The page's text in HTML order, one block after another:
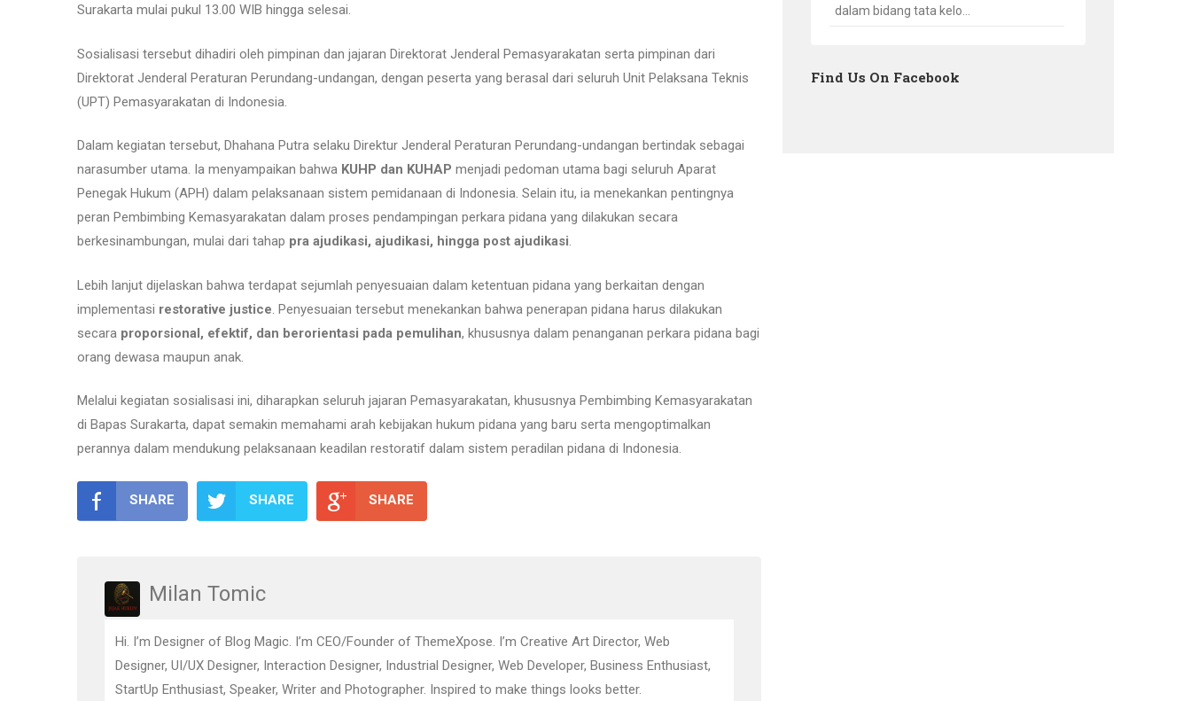
Surakarta mulai pukul 13.00 WIB hingga selesai.
Sosialisasi tersebut dihadiri oleh pimpinan dan jajaran Direktorat Jenderal Pemasyarakatan serta pimpinan dari
Direktorat Jenderal Peraturan Perundang-undangan, dengan peserta yang berasal dari seluruh Unit Pelaksana Teknis
(UPT) Pemasyarakatan di Indonesia.
Dalam kegiatan tersebut, Dhahana Putra selaku Direktur Jenderal Peraturan Perundang-undangan bertindak sebagai
narasumber utama. Ia menyampaikan bahwa KUHP dan KUHAP menjadi pedoman utama bagi seluruh Aparat
Penegak Hukum (APH) dalam pelaksanaan sistem pemidanaan di Indonesia. Selain itu, ia menekankan pentingnya
peran Pembimbing Kemasyarakatan dalam proses pendampingan perkara pidana yang dilakukan secara
berkesinambungan, mulai dari tahap pra ajudikasi, ajudikasi, hingga post ajudikasi.
Lebih lanjut dijelaskan bahwa terdapat sejumlah penyesuaian dalam ketentuan pidana yang berkaitan dengan
implementasi restorative justice. Penyesuaian tersebut menekankan bahwa penerapan pidana harus dilakukan
secara proporsional, efektif, dan berorientasi pada pemulihan, khususnya dalam penanganan perkara pidana bagi
orang dewasa maupun anak.
Melalui kegiatan sosialisasi ini, diharapkan seluruh jajaran Pemasyarakatan, khususnya Pembimbing Kemasyarakatan
di Bapas Surakarta, dapat semakin memahami arah kebijakan hukum pidana yang baru serta mengoptimalkan
perannya dalam mendukung pelaksanaan keadilan restoratif dalam sistem peradilan pidana di Indonesia.
SHARE SHARE SHARE
Milan Tomic
Hi. I’m Designer of Blog Magic. I’m CEO/Founder of ThemeXpose. I’m Creative Art Director, Web
Designer, UI/UX Designer, Interaction Designer, Industrial Designer, Web Developer, Business Enthusiast,
StartUp Enthusiast, Speaker, Writer and Photographer. Inspired to make things looks better.
dalam bidang tata kelo...
Find Us On Facebook